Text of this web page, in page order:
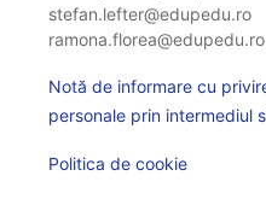
stefan.lefter@edupedu.ro
ramona.florea@edupedu.ro
Notă de informare cu
personale prin intermediul
Politica de cookie